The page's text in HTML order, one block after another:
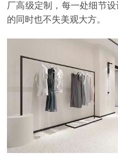
厂高级定制，每一处细节
的同时也不失美观大方。